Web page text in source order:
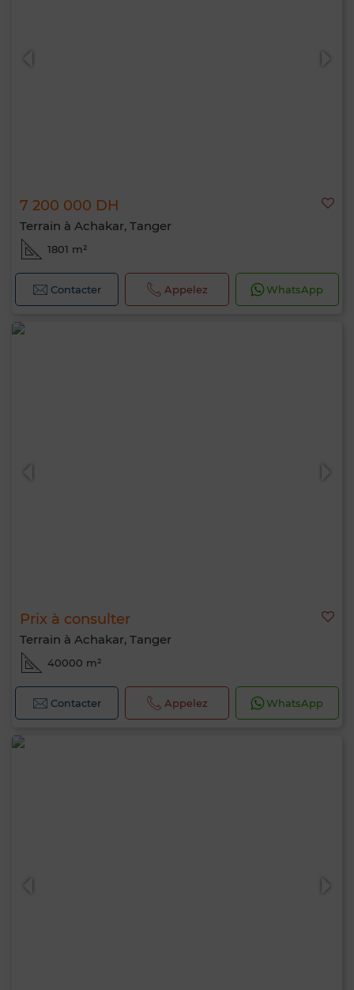
7 200 000 DH
Terrain à Achakar, Tanger
1801 m²
Contacter Appelez WhatsApp
Prix à consulter
Terrain à Achakar, Tanger
40000 m²
Contacter Appelez WhatsApp